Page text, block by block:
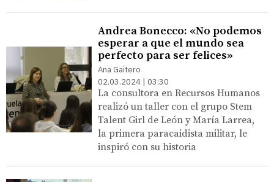
Andrea Bonecco: «No podemos
esperar a que el mundo sea
perfecto para ser felices»
Ana Gaitero
02.03.2024 | 03:30
La consultora en Recursos Humanos
realizó un taller con el grupo Stem
Talent Girl de León y María Larrea,
la primera paracaidista militar, le
inspiró con su historia